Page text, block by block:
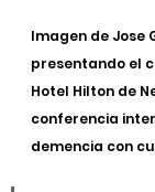
Imagen de Jose
presentando el
Hotel Hilton de
conferencia
demencia con